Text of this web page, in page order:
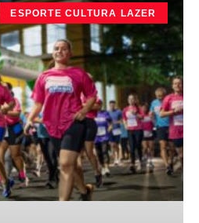
ESPORTE CULTURA LAZER